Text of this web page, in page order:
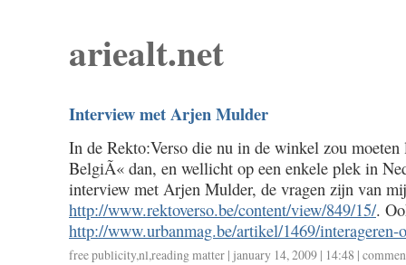
ariealt.net
Interview met Arjen Mulder
In de Rekto:Verso die nu in de winkel zou
BelgiÃ« dan, en wellicht op een enkele plek in
interview met Arjen Mulder, de vragen zijn van
http://www.rektoverso.be/content/view/849/15/.
http://www.urbanmag.be/artikel/1469/interageren-
free publicity,nl,reading matter | january 14, 2009 | 14:48 |